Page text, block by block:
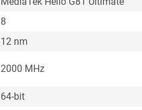
8
12 nm
2000 MHz
64-bit